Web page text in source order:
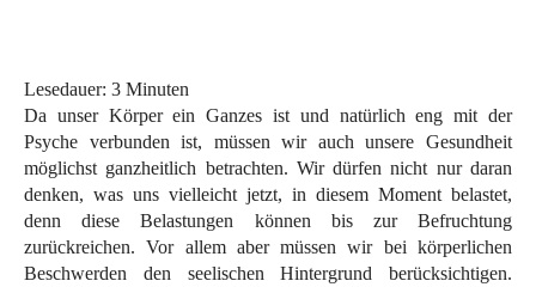
Lesedauer: 3 Minuten
Da unser Körper ein Ganzes ist und natürlich eng mit der
Psyche verbunden ist, müssen wir auch unsere Gesundheit
möglichst ganzheitlich betrachten. Wir dürfen nicht nur daran
denken, was uns vielleicht jetzt, in diesem Moment belastet,
denn diese Belastungen können bis zur Befruchtung
zurückreichen. Vor allem aber müssen wir bei körperlichen
Beschwerden den seelischen Hintergrund berücksichtigen.